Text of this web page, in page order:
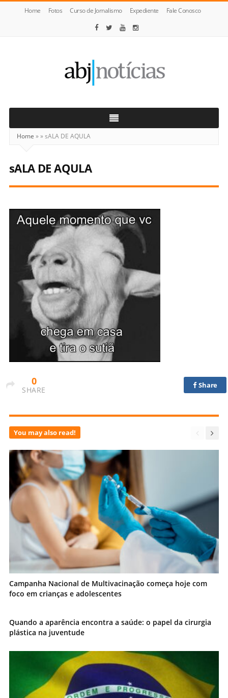
Home Fotos Curso de Jornalismo Expediente Fale Conosco
Notícias
Home »»sALA DE AQULA
sALA DE AQULA
0
SHARE
Share
You may also read!
Campanha Nacional de Multivacinação começa hoje com
foco em crianças e adolescentes
Quando a aparência encontra a saúde: o papel da cirurgia
plástica na juventude